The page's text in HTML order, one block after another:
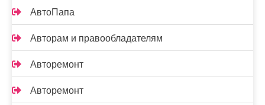
АвтоПапа
Авторам и правообладателям
Авторемонт
Авторемонт